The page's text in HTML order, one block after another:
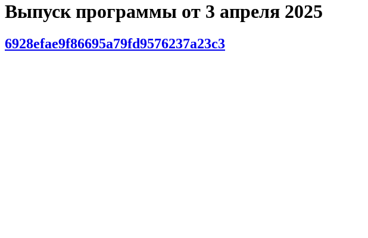
Выпуск программы от 3 апреля 2025
6928efae9f86695a79fd9576237a23c3